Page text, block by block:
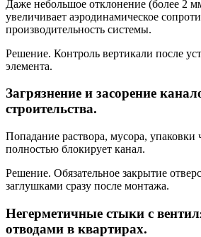
Даже небольшое отклонение (более 2
увеличивает аэродинамическое
производительность системы.
Решение. Контроль вертикали после
элемента.
Загрязнение и засорение
строительства.
Попадание раствора, мусора, упаковки
полностью блокирует канал.
Решение. Обязательное закрытие
заглушками сразу после монтажа.
Негерметичные стыки с
отводами в квартирах.